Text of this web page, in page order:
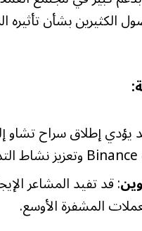
الكثيرين بشأن تأثيره
يؤدي إطلاق سراح تشاو
: قد تفيد المشاعر